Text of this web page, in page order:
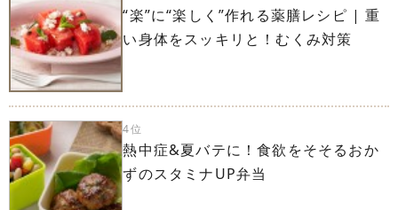
“楽”に“楽しく”作れる薬膳レシピ | 重
い身体をスッキリと！むくみ対策
4位
熱中症&夏バテに！食欲をそそるおか
ずのスタミナUP弁当